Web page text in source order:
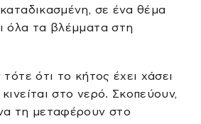
καταδικασμένη, σε ένα θέμα
όλα τα βλέμματα στη
τότε ότι το κήτος έχει χάσει
στο νερό. Σκοπεύουν,
τη μεταφέρουν στο